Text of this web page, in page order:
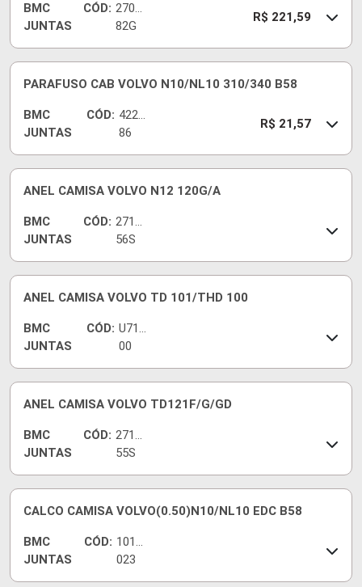
BMC
JUNTAS
CÓD: 2707
82G
R$ 221,59
PARAFUSO CAB VOLVO N10/NL10 310/340 B58
BMC
JUNTAS
CÓD: 4220
86
R$ 21,57
ANEL CAMISA VOLVO N12 120G/A
BMC
JUNTAS
CÓD: 2711
56S
ANEL CAMISA VOLVO TD 101/THD 100
BMC
JUNTAS
CÓD: U710
00
ANEL CAMISA VOLVO TD121F/G/GD
BMC
JUNTAS
CÓD: 2711
55S
CALCO CAMISA VOLVO(0.50)N10/NL10 EDC B58
BMC
JUNTAS
CÓD: 1010
023